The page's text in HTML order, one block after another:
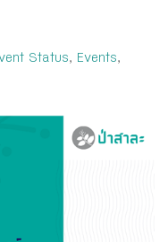
Status, Events,